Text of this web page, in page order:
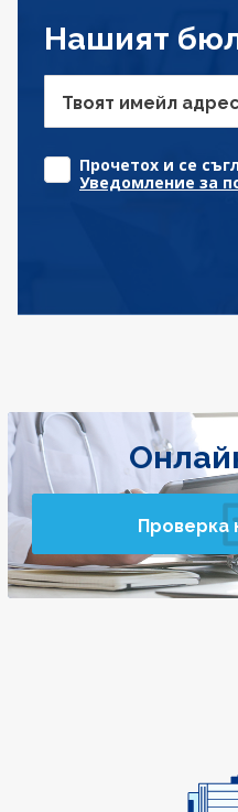
Нашият
Твоят имейл адрес
Прочетох и се
Уведомление за
Проверка